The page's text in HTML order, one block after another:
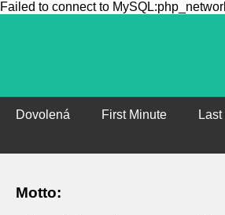
Failed to connect to
Dovolená First Minute
Motto: